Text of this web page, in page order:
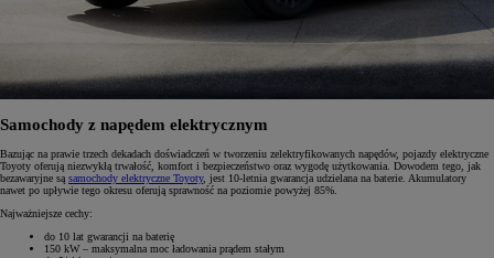
Samochody z napędem elektrycznym
Bazując na prawie trzech dekadach doświadczeń w tworzeniu zelektryfikowanych napędów, pojazdy elektryczne
Toyoty oferują niezwykłą trwałość, komfort i bezpieczeństwo oraz wygodę użytkowania. Dowodem tego, jak
bezawaryjne są samochody elektryczne Toyoty, jest 10-letnia gwarancja udzielana na baterie. Akumulatory
nawet po upływie tego okresu oferują sprawność na poziomie powyżej 85%.
Najważniejsze cechy:
do 10 lat gwarancji na baterię
150 kW – maksymalna moc ładowania prądem stałym